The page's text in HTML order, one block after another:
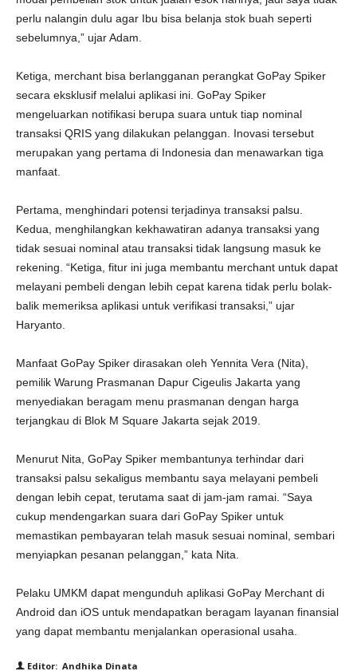
perlu nalangin dulu agar Ibu bisa belanja stok buah seperti
sebelumnya,” ujar Adam.
Ketiga, merchant bisa berlangganan perangkat GoPay Spiker
secara eksklusif melalui aplikasi ini. GoPay Spiker
mengeluarkan notifikasi berupa suara untuk tiap nominal
transaksi QRIS yang dilakukan pelanggan. Inovasi tersebut
merupakan yang pertama di Indonesia dan menawarkan tiga
manfaat.
Pertama, menghindari potensi terjadinya transaksi palsu.
Kedua, menghilangkan kekhawatiran adanya transaksi yang
tidak sesuai nominal atau transaksi tidak langsung masuk ke
rekening. “Ketiga, fitur ini juga membantu merchant untuk dapat
melayani pembeli dengan lebih cepat karena tidak perlu bolak-
balik memeriksa aplikasi untuk verifikasi transaksi,” ujar
Haryanto.
Manfaat GoPay Spiker dirasakan oleh Yennita Vera (Nita),
pemilik Warung Prasmanan Dapur Cigeulis Jakarta yang
menyediakan beragam menu prasmanan dengan harga
terjangkau di Blok M Square Jakarta sejak 2019.
Menurut Nita, GoPay Spiker membantunya terhindar dari
transaksi palsu sekaligus membantu saya melayani pembeli
dengan lebih cepat, terutama saat di jam-jam ramai. “Saya
cukup mendengarkan suara dari GoPay Spiker untuk
memastikan pembayaran telah masuk sesuai nominal, sembari
menyiapkan pesanan pelanggan,” kata Nita.
Pelaku UMKM dapat mengunduh aplikasi GoPay Merchant di
Android dan iOS untuk mendapatkan beragam layanan finansial
yang dapat membantu menjalankan operasional usaha.
Editor: Andhika Dinata